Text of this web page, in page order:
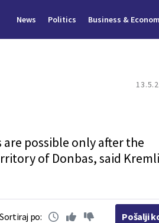
News Politics Business &
possible only after the
of Donbas, said
Sortiraj po: Pošalji